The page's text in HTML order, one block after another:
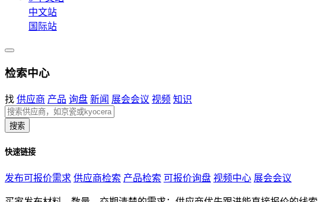
中文站
国际站
检索中心
找 供应商 产品 询盘 新闻 展会会议 视频 知识
搜索
快速链接
发布可报价需求 供应商检索 产品检索 可报价询盘 视频中心 展会会议